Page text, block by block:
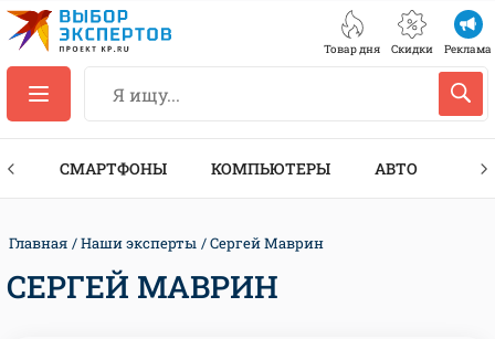
Товар дня Скидки Реклама
СМАРТФОНЫ КОМПЬЮТЕРЫ АВТО
Главная Наши эксперты Сергей Маврин
СЕРГЕЙ МАВРИН